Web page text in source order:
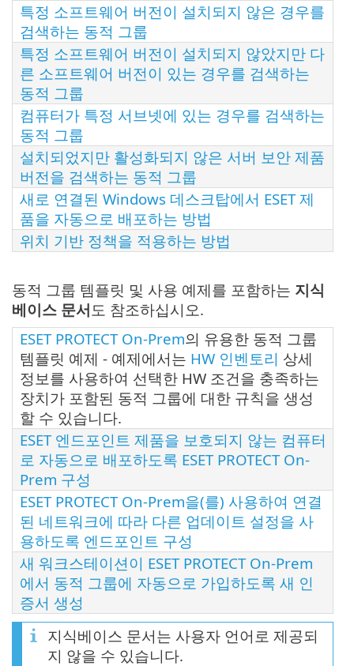
특정 소프트웨어 버전이 설치되지 않은 경우를
검색하는 동적 그룹
특정 소프트웨어 버전이 설치되지 않았지만 다
른 소프트웨어 버전이 있는 경우를 검색하는
동적 그룹
컴퓨터가 특정 서브넷에 있는 경우를 검색하는
동적 그룹
설치되었지만 활성화되지 않은 서버 보안 제품
버전을 검색하는 동적 그룹
새로 연결된 Windows 데스크탑에서 ESET 제
품을 자동으로 배포하는 방법
위치 기반 정책을 적용하는 방법
동적 그룹 템플릿 및 사용 예제를 포함하는 지식
베이스 문서 도 참조하십시오.
ESET PROTECT On-Prem의 유용한 동적 그룹
템플릿 예제 - 예제에서는 HW 인벤토리 상세
정보를 사용하여 선택한 HW 조건을 충족하는
장치가 포함된 동적 그룹에 대한 규칙을 생성
할 수 있습니다.
ESET 엔드포인트 제품을 보호되지 않는 컴퓨터
로 자동으로 배포하도록 ESET PROTECT On-
Prem 구성
ESET PROTECT On-Prem을(를) 사용하여 연결
된 네트워크에 따라 다른 업데이트 설정을 사
용하도록 엔드포인트 구성
새 워크스테이션이 ESET PROTECT On-Prem
에서 동적 그룹에 자동으로 가입하도록 새 인
증서 생성
지식베이스 문서는 사용자 언어로 제공되
지 않을 수 있습니다.